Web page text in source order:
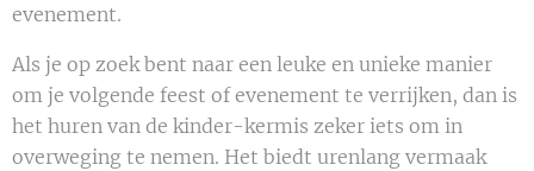
evenement.
Als je op zoek bent naar een leuke en unieke manier
om je volgende feest of evenement te verrijken, dan is
het huren van de kinder-kermis zeker iets om in
overweging te nemen. Het biedt urenlang vermaak